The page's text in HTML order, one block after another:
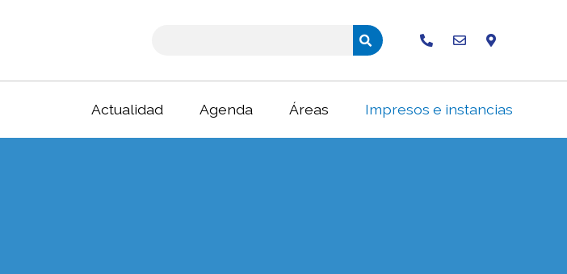
Actualidad Agenda Áreas Impresos e instancias